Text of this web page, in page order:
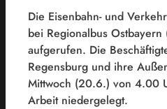
Die Eisenbahn- und
bei Regionalbus
aufgerufen. Die
Regensburg und ihre
Mittwoch (20.6.) von 4.00
Arbeit niedergelegt.